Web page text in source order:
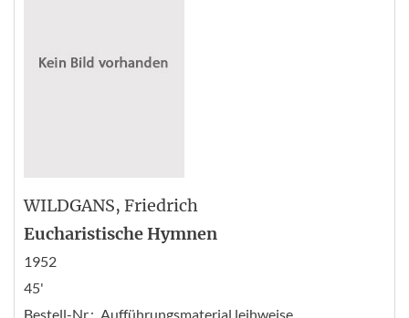
WILDGANS, Friedrich
Eucharistische Hymnen
1952
45'
Bestell-Nr.: Aufführungsmaterial leihweise